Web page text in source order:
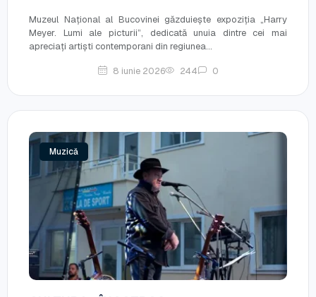
Muzeul Național al Bucovinei găzduiește expoziția „Harry
Meyer. Lumi ale picturii”, dedicată unuia dintre cei mai
apreciați artiști contemporani din regiunea...
8 iunie 2026 244 0
Muzică